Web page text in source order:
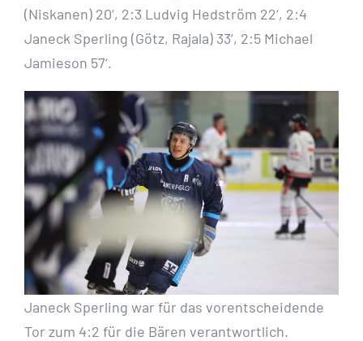
(Niskanen) 20‘, 2:3 Ludvig Hedström 22‘, 2:4
Janeck Sperling (Götz, Rajala) 33‘, 2:5 Michael
Jamieson 57‘.
Janeck Sperling war für das vorentscheidende
Tor zum 4:2 für die Bären verantwortlich.